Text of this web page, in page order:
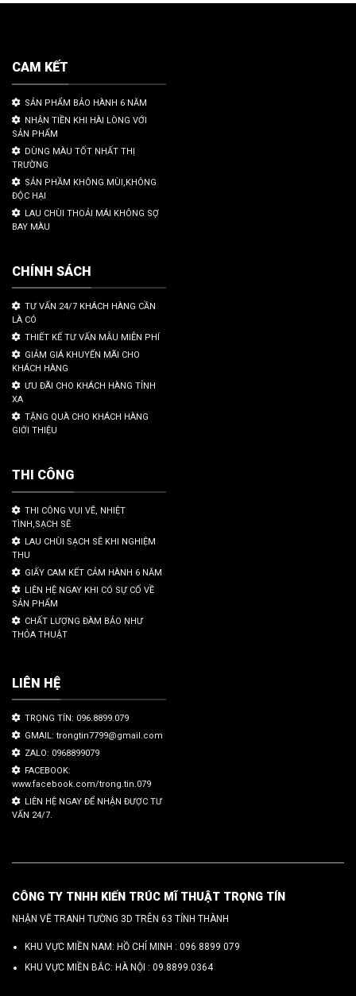
CAM KẾT
SẢN PHẨM BẢO HÀNH 6 NĂM
NHẬN TIỀN KHI HÀI LÒNG VỚI
SẢN PHẨM
DÙNG MÀU TỐT NHẤT THỊ
TRƯỜNG
SẢN PHẦM KHÔNG MÙI,KHÔNG
ĐỘC HẠI
LAU CHÙI THOẢI MÁI KHÔNG SỢ
BAY MÀU
CHÍNH SÁCH
TƯ VẤN 24/7 KHÁCH HÀNG CẦN
LÀ CÓ
THIẾT KẾ TƯ VẤN MẪU MIỄN PHÍ
GIẢM GIÁ KHUYẾN MÃI CHO
KHÁCH HÀNG
ƯU ĐÃI CHO KHÁCH HÀNG TỈNH
XA
TẶNG QUÀ CHO KHÁCH HÀNG
GIỚI THIỆU
THI CÔNG
THI CÔNG VUI VẼ, NHIỆT
TÌNH,SẠCH SẼ
LAU CHÙI SẠCH SẼ KHI NGHIỆM
THU
GIẤY CAM KẾT CẢM HÀNH 6 NĂM
LIÊN HỆ NGAY KHI CÓ SỰ CỐ VỀ
SẢN PHẨM
CHẤT LƯỢNG ĐÀM BẢO NHƯ
THỎA THUẬT
LIÊN HỆ
TRỌNG TÍN: 096.8899.079
GMAIL: trongtin7799@gmail.com
ZALO: 0968899079
FACEBOOK:
www.facebook.com/trong.tin.079
LIÊN HỆ NGAY ĐỂ NHẬN ĐƯỢC TƯ
VẤN 24/7.
CÔNG TY TNHH KIẾN TRÚC MĨ THUẬT TRỌNG TÍN
NHẬN VẼ TRANH TƯỜNG 3D TRÊN 63 TỈNH THÀNH
KHU VỰC MIỀN NAM: HỒ CHÍ MINH : 096 8899 079
KHU VỰC MIỀN BẮC: HÀ NỘI : 09.8899.0364